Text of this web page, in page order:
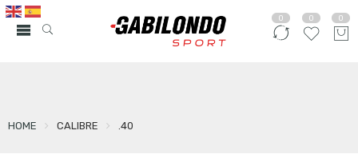
0 0 0
HOME CALIBRE .40